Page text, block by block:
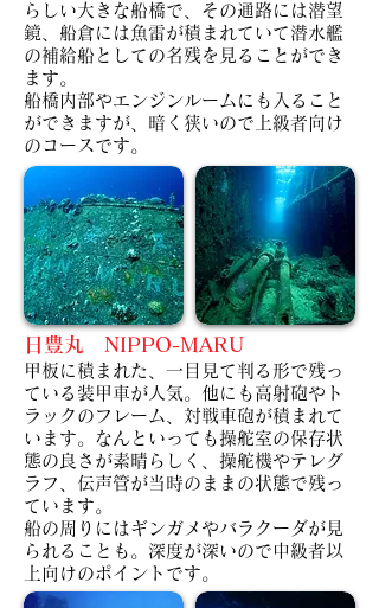
らしい大きな船橋で、その通路には潜望
鏡、船倉には魚雷が積まれていて潜水艦
の補給船としての名残を見ることができ
ます。
船橋内部やエンジンルームにも入ること
ができますが、暗く狭いので上級者向け
のコースです。
日豊丸 NIPPO-MARU
甲板に積まれた、一目見て判る形で残っ
ている装甲車が人気。他にも高射砲やト
ラックのフレーム、対戦車砲が積まれて
います。 なんといっても操舵室の保存状
態の良さが素晴らしく、操舵機やテレグ
ラフ、伝声管が当時のままの状態で残っ
ています。
船の周りにはギンガメやバラクーダが見
られることも。深度が深いので中級者以
上向けのポイントです。